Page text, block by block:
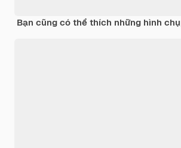
Bạn cũng có thể thích những hình